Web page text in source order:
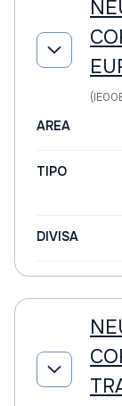
AREA
TIPO
DIVISA